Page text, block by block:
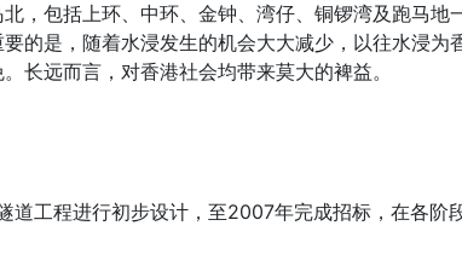
，包括上环、中环、金钟、湾仔、铜锣湾及跑马地
的是，随着水浸发生的机会大大减少，以往水浸为
长远而言，对香港社会均带来莫大的裨益。
工程进行初步设计，至2007年完成招标，在各阶